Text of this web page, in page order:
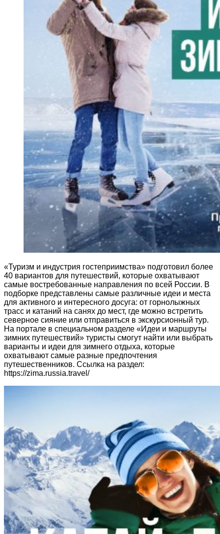
«Туризм и индустрия гостеприимства» подготовил более
40 вариантов для путешествий, которые охватывают
самые востребованные направления по всей России. В
подборке представлены самые различные идеи и места
для активного и интересного досуга: от горнолыжных
трасс и катаний на санях до мест, где можно встретить
северное сияние или отправиться в экскурсионный тур.
На портале в специальном разделе «Идеи и маршруты
зимних путешествий» туристы смогут найти или выбрать
варианты и идеи для зимнего отдыха, которые
охватывают самые разные предпочтения
путешественников. Ссылка на раздел:
https://zima.russia.travel/